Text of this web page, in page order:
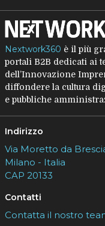
Nextwork360 è il più
portali B2B dedicati ai
dell’Innovazione
diffondere la cultura
e pubbliche
Indirizzo
Via Moretto da
Milano - Italia
CAP 20133
Contatti
Contatta il nostro